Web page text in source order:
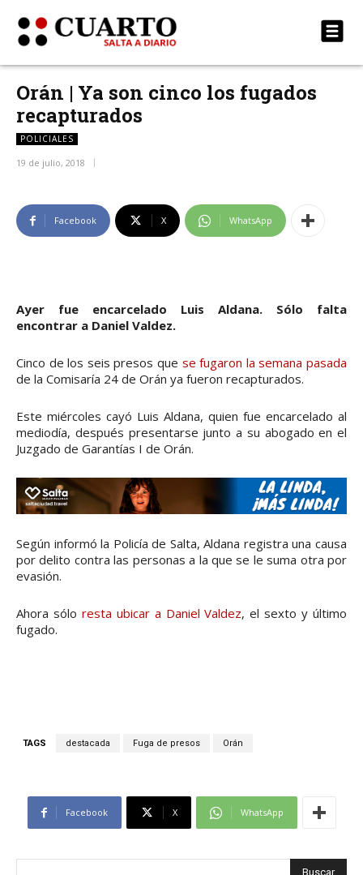
Orán | Ya son cinco los fugados
recapturados
POLICIALES
19 de julio, 2018
Facebook X WhatsApp
Ayer fue encarcelado Luis Aldana. Sólo falta
encontrar a Daniel Valdez.
Cinco de los seis presos que se fugaron la semana pasada
de la Comisaría 24 de Orán ya fueron recapturados.
Este miércoles cayó Luis Aldana, quien fue encarcelado al
mediodía, después presentarse junto a su abogado en el
Juzgado de Garantías I de Orán.
Según informó la Policía de Salta, Aldana registra una causa
por delito contra las personas a la que se le suma otra por
evasión.
Ahora sólo resta ubicar a Daniel Valdez, el sexto y último
fugado.
TAGS destacada Fuga de presos Orán
Facebook X WhatsApp